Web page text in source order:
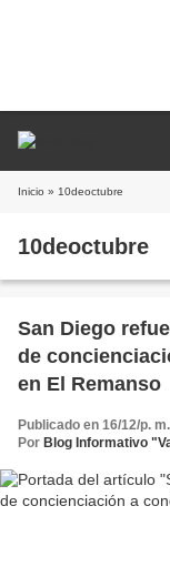
Inicio » 10deoctubre
10deoctubre
San Diego
de
en El Remanso
Publicado en 16/12/p.
Por Blog Informativo